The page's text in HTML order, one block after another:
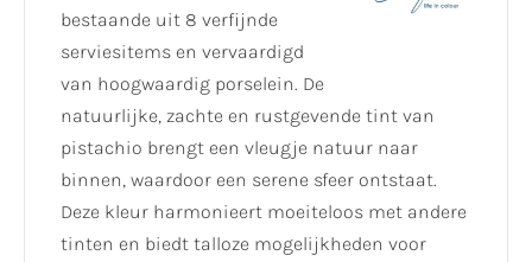
bestaande uit 8 verfijnde
serviesitems en vervaardigd
van hoogwaardig porselein. De
natuurlijke, zachte en rustgevende tint van
pistachio brengt een vleugje natuur naar
binnen, waardoor een serene sfeer ontstaat.
Deze kleur harmonieert moeiteloos met andere
tinten en biedt talloze mogelijkheden voor